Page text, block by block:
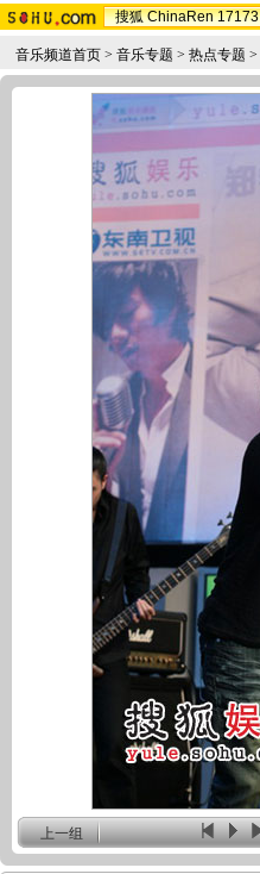
搜狐 ChinaRen 17173
音乐频道首页 > 音乐专题 > 热点专题 >
上一组